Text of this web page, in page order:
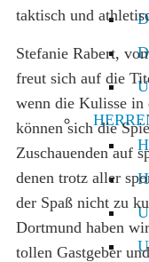
taktisch und
Stefanie Rabert,
freut sich auf die
wenn die Kulisse in
können sich die
Zuschauenden auf
denen trotz aller
der Spaß nicht zu
Dortmund haben
tollen Gastgeber